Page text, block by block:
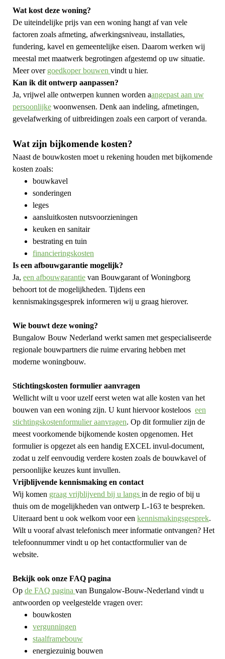
Wat kost deze woning?
De uiteindelijke prijs van een woning hangt af van vele
factoren zoals afmeting, afwerkingsniveau, installaties,
fundering, kavel en gemeentelijke eisen. Daarom werken wij
meestal met maatwerk begrotingen afgestemd op uw situatie.
Meer over goedkoper bouwen vindt u hier.
Kan ik dit ontwerp aanpassen?
Ja, vrijwel alle ontwerpen kunnen worden aangepast aan uw
persoonlijke woonwensen. Denk aan indeling, afmetingen,
gevelafwerking of uitbreidingen zoals een carport of veranda.
Wat zijn bijkomende kosten?
Naast de bouwkosten moet u rekening houden met bijkomende
kosten zoals:
bouwkavel
sonderingen
leges
aansluitkosten nutsvoorzieningen
keuken en sanitair
bestrating en tuin
financieringskosten
Is een afbouwgarantie mogelijk?
Ja, een afbouwgarantie van Bouwgarant of Woningborg
behoort tot de mogelijkheden. Tijdens een
kennismakingsgesprek informeren wij u graag hierover.
Wie bouwt deze woning?
Bungalow Bouw Nederland werkt samen met gespecialiseerde
regionale bouwpartners die ruime ervaring hebben met
moderne woningbouw.
Stichtingskosten formulier aanvragen
Wellicht wilt u voor uzelf eerst weten wat alle kosten van het
bouwen van een woning zijn. U kunt hiervoor kosteloos een
stichtingskostenformulier aanvragen. Op dit formulier zijn de
meest voorkomende bijkomende kosten opgenomen. Het
formulier is opgezet als een handig EXCEL invul-document,
zodat u zelf eenvoudig verdere kosten zoals de bouwkavel of
persoonlijke keuzes kunt invullen.
Vrijblijvende kennismaking en contact
Wij komen graag vrijblijvend bij u langs in de regio of bij u
thuis om de mogelijkheden van ontwerp L-163 te bespreken.
Uiteraard bent u ook welkom voor een kennismakingsgesprek.
Wilt u vooraf alvast telefonisch meer informatie ontvangen? Het
telefoonnummer vindt u op het contactformulier van de
website.
Bekijk ook onze FAQ pagina
Op de FAQ pagina van Bungalow-Bouw-Nederland vindt u
antwoorden op veelgestelde vragen over:
bouwkosten
vergunningen
staalframebouw
energiezuinig bouwen